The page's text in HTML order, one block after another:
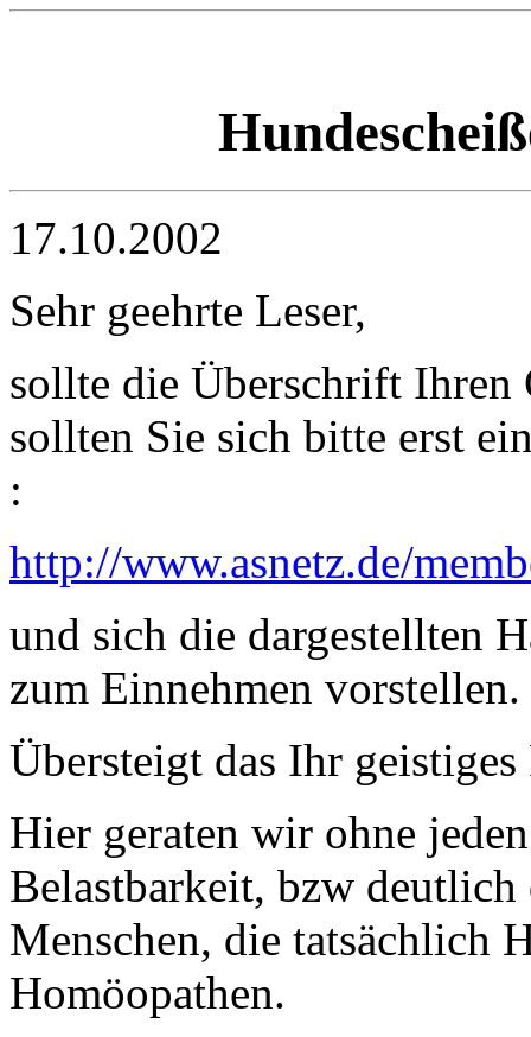
17.10.2002
Sehr geehrte Leser,
sollte die Überschrift Ihren
sollten Sie sich bitte erst
:
http://www.asnetz.de/
und sich die dargestellten
zum Einnehmen vorstellen.
Übersteigt das Ihr geistiges
Hier geraten wir ohne
Belastbarkeit, bzw
Menschen, die tatsächlich
Homöopathen.